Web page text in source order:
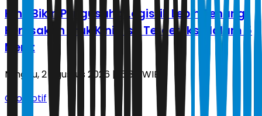
Hino Bikin Pengusaha Logistik Lebih Tenang,
Kerusakan Truk Kini Bisa Terdeteksi dalam 5
Menit
Minggu, 2 Agustus 2026 | 16.34 WIB
Otomotif